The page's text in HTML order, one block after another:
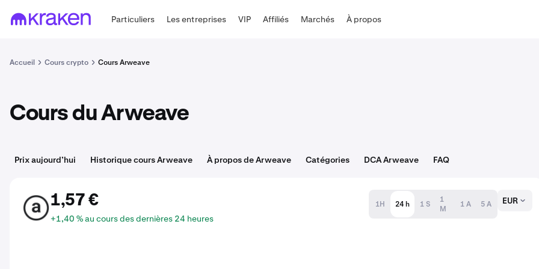
Particuliers Les entreprises VIP Affiliés Marchés À propos
Accueil Cours crypto Cours Arweave
Cours du Arweave
Prix aujourd’hui Historique cours Arweave À propos de Arweave Catégories DCA Arweave FAQ
AR 1,57 €
+1,40 % au cours des dernières 24 heures
1H 24 h 1 S
1
M
1 A 5 A EUR